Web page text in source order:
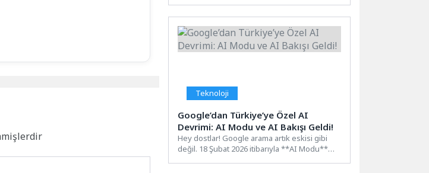
Teknoloji
Google’dan Türkiye’ye Özel AI
Devrimi: AI Modu ve AI Bakışı Geldi!
Hey dostlar! Google arama artık eskisi gibi
değil. 18 Şubat 2026 itibarıyla **AI Modu**